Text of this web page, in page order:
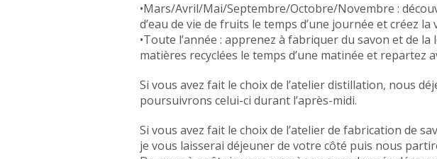
•Mars/Avril/Mai/Septembre/Octobre/Novembre :
d’eau de vie de fruits le temps d’une journée et créez la
•Toute l’année : apprenez à fabriquer du savon et de
matières recyclées le temps d’une matinée et repartez
Si vous avez fait le choix de l’atelier distillation, nous
poursuivrons celui-ci durant l’après-midi.
Si vous avez fait le choix de l’atelier de fabrication de
je vous laisserai déjeuner de votre côté puis nous